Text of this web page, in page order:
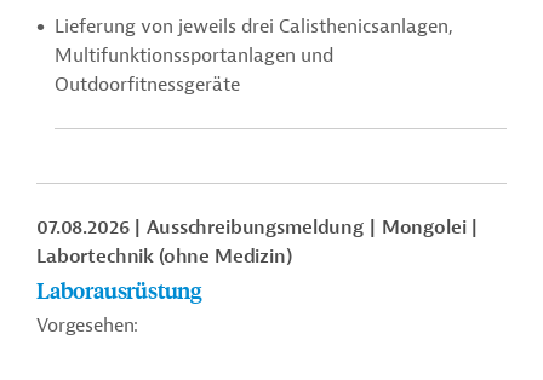
Lieferung von jeweils drei Calisthenicsanlagen,
Multifunktionssportanlagen und
Outdoorfitnessgeräte
07.08.2026 Ausschreibungsmeldung
Mongolei
Labortechnik (ohne Medizin)
Laborausrüstung
Vorgesehen: